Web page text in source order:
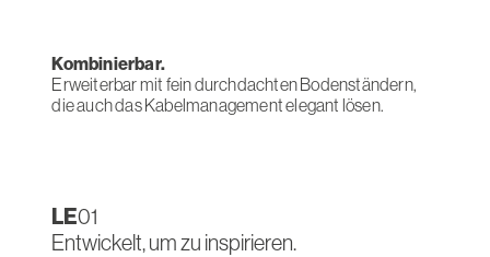
Kombinierbar.
Erweiterbar mit fein durchdachten Bodenständern,
die auch das Kabelmanagement elegant lösen.
LE01
Entwickelt, um zu inspirieren.